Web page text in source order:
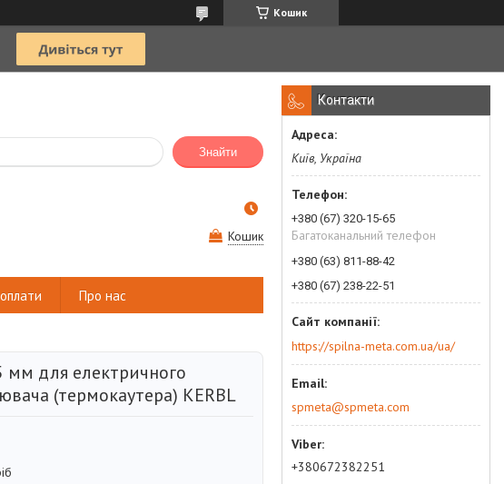
Кошик
Знайти
Кошик
Про нас
мм для електричного
(термокаутера) KERBL
Контакти
Київ, Україна
+380 (67) 320-15-65
Багатоканальний телефон
+380 (63) 811-88-42
+380 (67) 238-22-51
https://spilna-meta.com.ua/ua/
spmeta@spmeta.com
+380672382251